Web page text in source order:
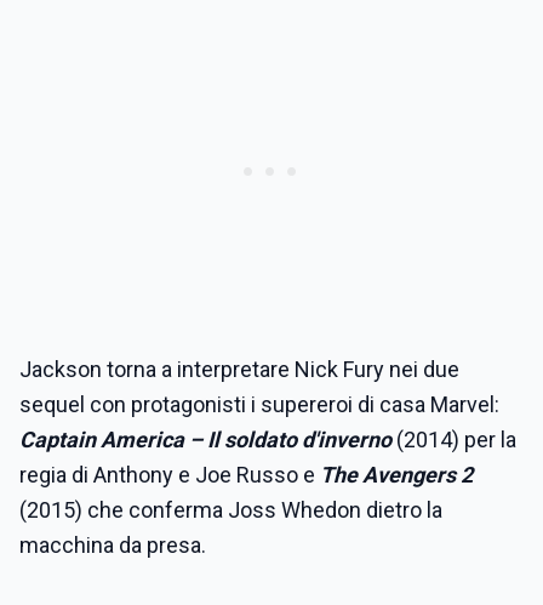
Jackson torna a interpretare Nick Fury nei due
sequel con protagonisti i supereroi di casa Marvel:
Captain America – Il soldato d'inverno(2014) per la
regia di Anthony e Joe Russo e The Avengers 2
(2015) che conferma Joss Whedon dietro la
macchina da presa.